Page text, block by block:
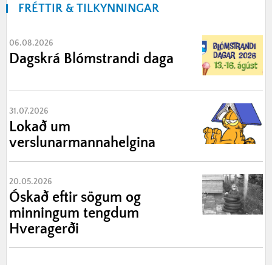
FRÉTTIR & TILKYNNINGAR
06.08.2026
Dagskrá Blómstrandi daga
31.07.2026
Lokað um
verslunarmannahelgina
20.05.2026
Óskað eftir sögum og
minningum tengdum
Hveragerði